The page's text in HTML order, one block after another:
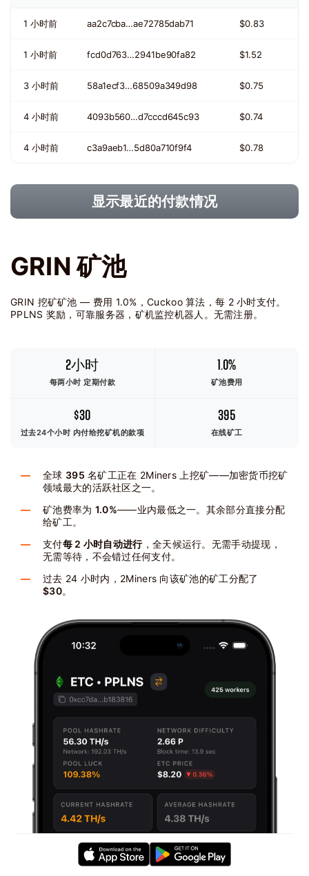
1 小时前 aa2c7cba…ae72785dab71 $0.83
1 小时前 fcd0d763…2941be90fa82 $1.52
3 小时前 58a1ecf3…68509a349d98 $0.75
4 小时前 4093b560…d7cccd645c93 $0.74
4 小时前 c3a9aeb1…5d80a710f9f4 $0.78
显示最近的付款情况
GRIN 矿池
GRIN 挖矿矿池 — 费用 1.0%，Cuckoo 算法，每 2 小时支付。
PPLNS 奖励，可靠服务器，矿机监控机器人。无需注册。
2小时
每两小时 定期付款
1.0%
矿池费用
$30
过去24个小时 内付给挖矿机的款项
395
在线矿工
全球 395 名矿工正在 2Miners 上挖矿——加密货币挖矿
领域最大的活跃社区之一。
矿池费率为 1.0%——业内最低之一。其余部分直接分配
给矿工。
支付每 2 小时自动进行，全天候运行。无需手动提现，
无需等待，不会错过任何支付。
过去 24 小时内，2Miners 向该矿池的矿工分配了
$30。